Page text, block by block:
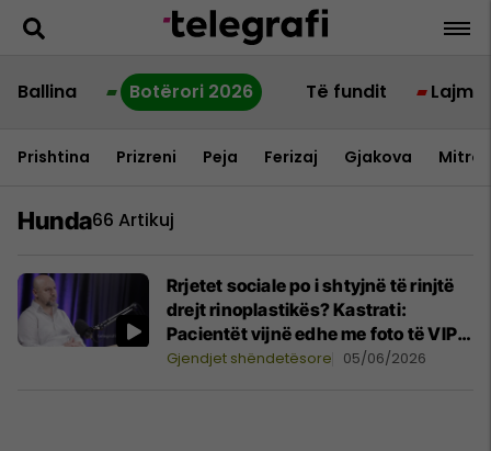
Ballina Botërori 2026 Të fundit Lajme
Prishtina Prizreni Peja Ferizaj Gjakova
Hunda66 Artikuj
Rrjetet sociale po i shtyjnë të rinjtë
drejt rinoplastikës? Kastrati:
Pacientët vijnë edhe me foto të VIP-
ave
Gjendjet shëndetësore 05/06/2026